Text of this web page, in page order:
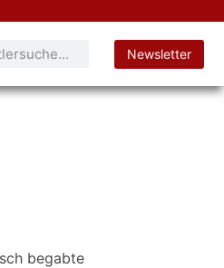
Newsletter
begabte